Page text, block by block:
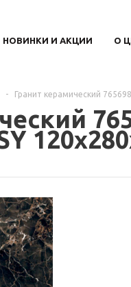
НОВИНКИ И АКЦИИ О
- Гранит керамический